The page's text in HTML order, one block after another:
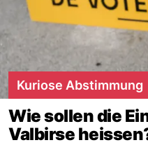
Kuriose Abstimmung
Wie sollen die
Valbirse